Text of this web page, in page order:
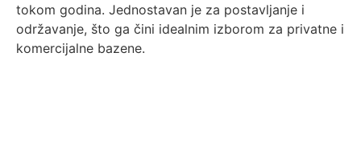
tokom godina. Jednostavan je za postavljanje i
održavanje, što ga čini idealnim izborom za privatne i
komercijalne bazene.